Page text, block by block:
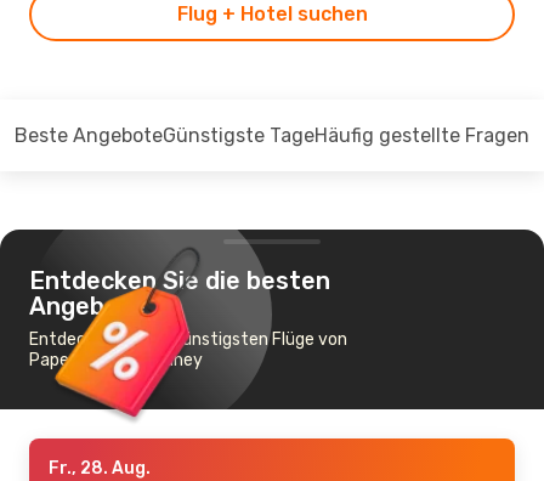
Flug + Hotel suchen
Beste AngeboteGünstigste TageHäufig gestellte Fragen
Entdecken Sie die besten
Angebote
Entdecken Sie die günstigsten Flüge von
Papeete nach Sydney
Fr., 28. Aug.